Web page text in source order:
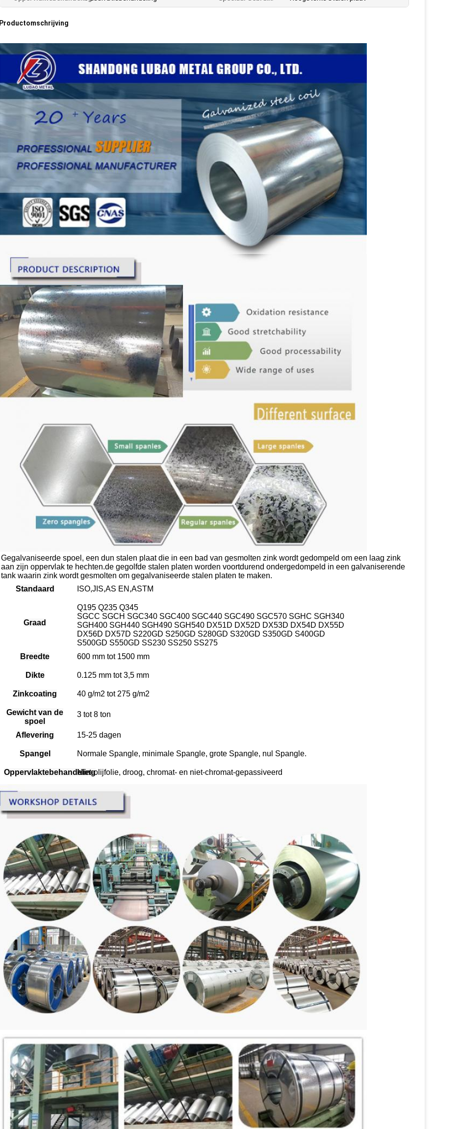
Productomschrijving
Gegalvaniseerde spoel, een dun stalen plaat die in een bad van gesmolten zink wordt gedompeld om een laag zink
aan zijn oppervlak te hechten.de gegolfde stalen platen worden voortdurend ondergedompeld in een galvaniserende
tank waarin zink wordt gesmolten om gegalvaniseerde stalen platen te maken.
Standaard
ISO,JIS,AS EN,ASTM
Graad
Q195 Q235 Q345
SGCC SGCH SGC340 SGC400 SGC440 SGC490 SGC570 SGHC SGH340
SGH400 SGH440 SGH490 SGH540 DX51D DX52D DX53D DX54D DX55D
DX56D DX57D S220GD S250GD S280GD S320GD S350GD S400GD
S500GD S550GD SS230 SS250 SS275
Breedte
600 mm tot 1500 mm
Dikte 0.125 mm tot 3,5 mm
Zinkcoating 40 g/m2 tot 275 g/m2
Gewicht van de
spoel
3 tot 8 ton
Aflevering 15-25 dagen
Spangel Normale Spangle, minimale Spangle, grote Spangle, nul Spangle.
OppervlaktebehandelingNiet-olijfolie, droog, chromat- en niet-chromat-gepassiveerd